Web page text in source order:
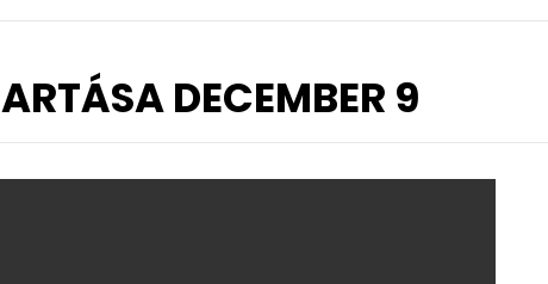
DECEMBER 9